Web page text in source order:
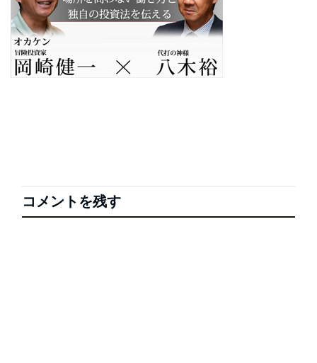
コメントを残す